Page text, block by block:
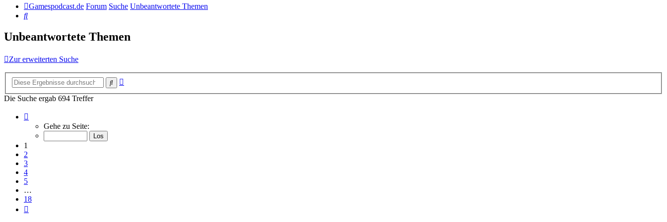
Gamespodcast.de Forum Suche Unbeantwortete Themen
Suche
Unbeantwortete Themen
Zur erweiterten Suche
Suche
Die Suche ergab 694 Treffer
von
Gehe zu Seite:
1
2
3
4
5
…
18